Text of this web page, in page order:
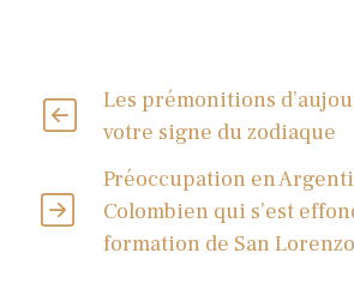
Les prémonitions
votre signe du zodiaque
Préoccupation en
Colombien qui s’est
formation de San Lorenzo